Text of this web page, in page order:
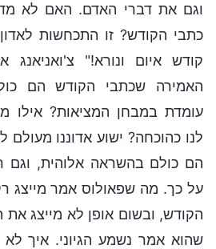
וגם את דברי האדם. האם לא
כתבי הקודש? זו התכחשות
קודש איום ונורא!"
האמירה שכתבי הקודש הם
עומדת במבחן המציאות? אילו
לנו כהוכחה? ישוע אדוננו
הם כולם בהשראה אלוהית, וגם
על כך. מה שפאולוס אמר מייצג
הקודש, ובשום אופן לא מייצג
שהוא אמר נשמע הגיוני. איך